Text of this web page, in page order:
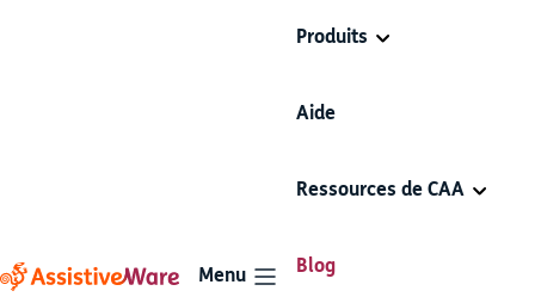
Menu
Produits
Aide
Ressources de CAA
Blog